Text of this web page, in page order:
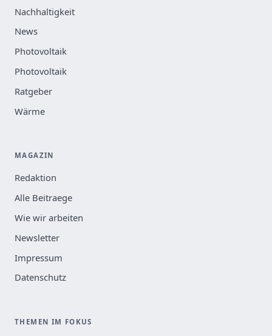
Nachhaltigkeit
News
Photovoltaik
Photovoltaik
Ratgeber
Wärme
MAGAZIN
Redaktion
Alle Beitraege
Wie wir arbeiten
Newsletter
Impressum
Datenschutz
THEMEN IM FOKUS